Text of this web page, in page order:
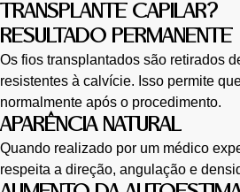
TRANSPLANTE CAPILAR?
RESULTADO PERMANENTE
Os fios transplantados são retirados
resistentes à calvície. Isso permite
normalmente após o procedimento.
APARÊNCIA NATURAL
Quando realizado por um médico
respeita a direção, angulação e